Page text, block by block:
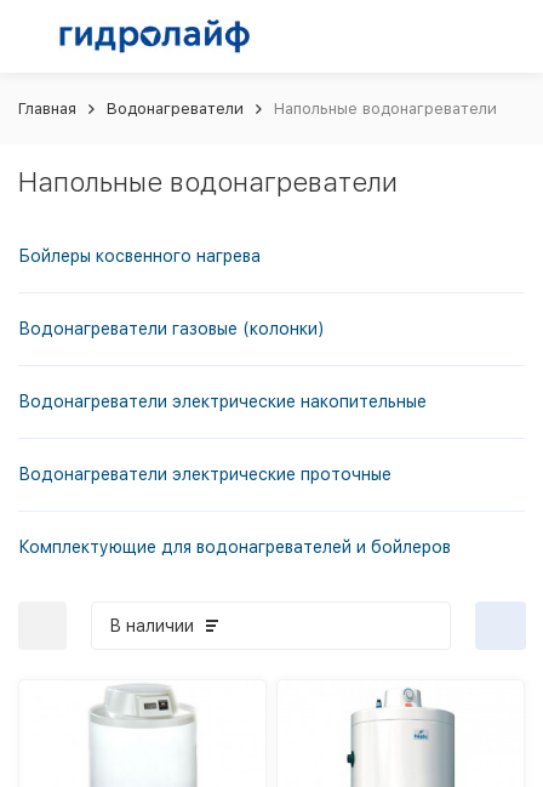
Главная Водонагреватели Напольные водонагреватели
Напольные водонагреватели
Бойлеры косвенного нагрева
Водонагреватели газовые (колонки)
Водонагреватели электрические накопительные
Водонагреватели электрические проточные
Комплектующие для водонагревателей и бойлеров
В наличии